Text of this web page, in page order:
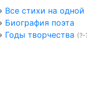
Все стихи на одной
Биография поэта
Годы творчества (?-